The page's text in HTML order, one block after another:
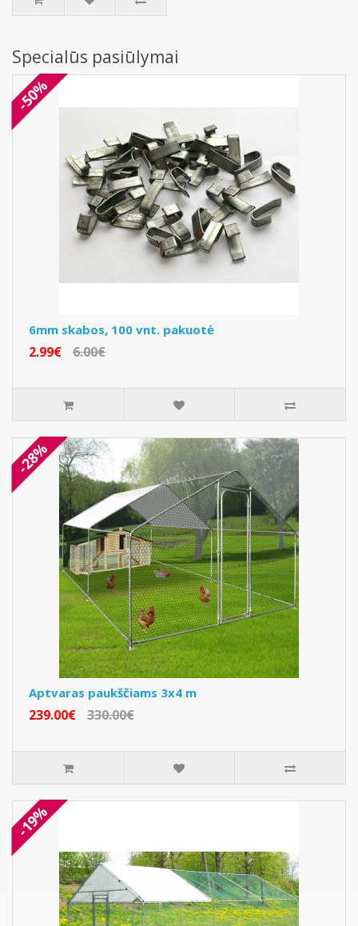
Specialūs pasiūlymai
-50%
6mm skabos, 100 vnt. pakuotė
2.99€ 6.00€
-28%
Aptvaras paukščiams 3x4 m
239.00€ 330.00€
-19%